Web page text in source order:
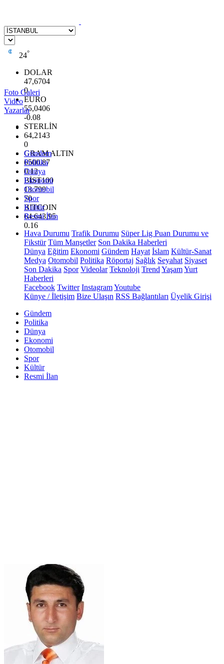
24°
DOLAR
47,6704
0
EURO
55,0406
-0.08
STERLİN
64,2143
0
GRAM ALTIN
6500.87
0.12
BİST100
13.799
70
BITCOIN
64.643,95
0.16
Foto Galeri
Video
Yazarlar
Gündem
Politika
Dünya
Ekonomi
Otomobil
Spor
Kültür
Resmi İlan
Hava Durumu Trafik Durumu Süper Lig Puan Durumu ve
Fikstür Tüm Manşetler Son Dakika Haberleri
Dünya Eğitim Ekonomi Gündem Hayat İslam Kültür-Sanat
Medya Otomobil Politika Röportaj Sağlık Seyahat Siyaset
Son Dakika Spor Videolar Teknoloji Trend YaşamYurt
Haberleri
Facebook Twitter InstagramYoutube
Künye / İletişim Bize Ulaşın RSS Bağlantıları Üyelik Girişi
Gündem
Politika
Dünya
Ekonomi
Otomobil
Spor
Kültür
Resmi İlan